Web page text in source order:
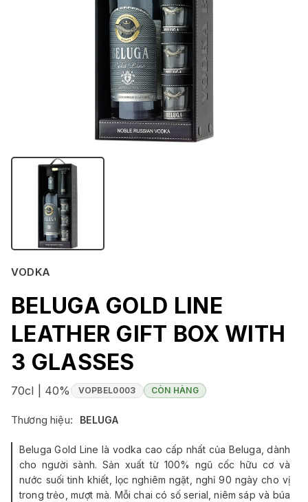
VODKA
BELUGA GOLD LINE
LEATHER GIFT BOX WITH
3 GLASSES
70cl | 40% VOPBEL0003 CÒN HÀNG
Thương hiệu: BELUGA
Beluga Gold Line là vodka cao cấp nhất của Beluga, dành
cho người sành. Sản xuất từ 100% ngũ cốc hữu cơ và
nước suối tinh khiết, lọc nghiêm ngặt, nghỉ 90 ngày cho vị
trong trẻo, mượt mà. Mỗi chai có số serial, niêm sáp và búa